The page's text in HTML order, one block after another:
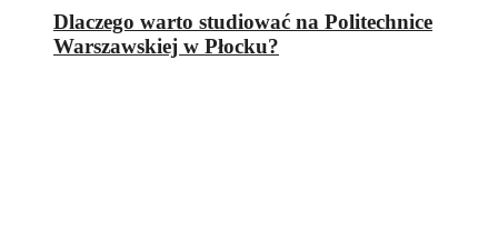
Dlaczego warto studiować na Politechnice
Warszawskiej w Płocku?